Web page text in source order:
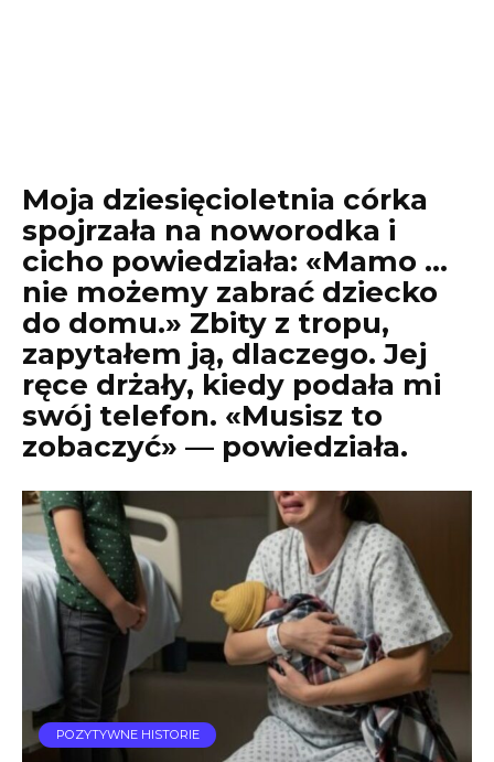
Moja dziesięcioletnia córka
spojrzała na noworodka i
cicho powiedziała: «Mamo …
nie możemy zabrać dziecko
do domu.» Zbity z tropu,
zapytałem ją, dlaczego. Jej
ręce drżały, kiedy podała mi
swój telefon. «Musisz to
zobaczyć» — powiedziała.
POZYTYWNE HISTORIE